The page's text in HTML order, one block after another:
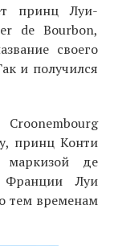
принц Луи-
de Bourbon,
своего
и получился
принц Конти
де
Франции Луи
тем временам